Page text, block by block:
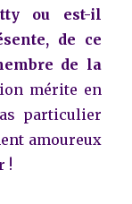
ou est-il
de ce
de la
mérite en
particulier
amoureux
!